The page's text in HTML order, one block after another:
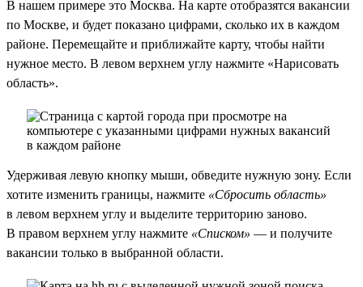
В нашем примере это Москва. На карте отобразятся вакансии
по Москве, и будет показано цифрами, сколько их в каждом
районе. Перемещайте и приближайте карту, чтобы найти
нужное место. В левом верхнем углу нажмите «Нарисовать
область».
Удерживая левую кнопку мыши, обведите нужную зону. Если
хотите изменить границы, нажмите «Сбросить область»
в левом верхнем углу и выделите территорию заново.
В правом верхнем углу нажмите «Списком» — и получите
вакансии только в выбранной области.